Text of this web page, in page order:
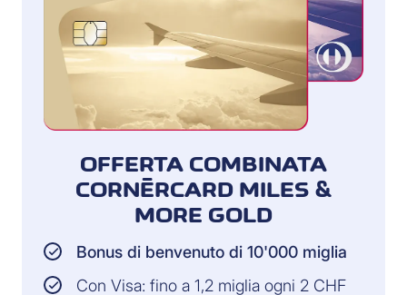
OFFERTA COMBINATA
CORNÈRCARD MILES &
MORE GOLD
Bonus di benvenuto di 10'000 miglia
Con Visa: fino a 1,2 miglia ogni 2 CHF